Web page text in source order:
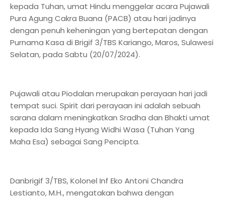
kepada Tuhan, umat Hindu menggelar acara Pujawali
Pura Agung Cakra Buana (PACB) atau hari jadinya
dengan penuh keheningan yang bertepatan dengan
Purnama Kasa di Brigif 3/TBS Kariango, Maros, Sulawesi
Selatan, pada Sabtu (20/07/2024).
Pujawali atau Piodalan merupakan perayaan hari jadi
tempat suci. Spirit dari perayaan ini adalah sebuah
sarana dalam meningkatkan Sradha dan Bhakti umat
kepada Ida Sang Hyang Widhi Wasa (Tuhan Yang
Maha Esa) sebagai Sang Pencipta.
Danbrigif 3/TBS, Kolonel Inf Eko Antoni Chandra
Lestianto, M.H., mengatakan bahwa dengan